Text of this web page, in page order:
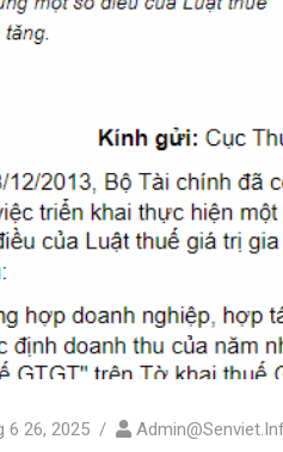
6 26, 2025